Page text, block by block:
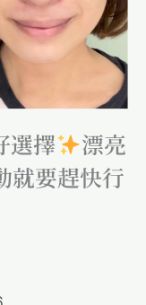
選擇
漂亮
就要趕快行